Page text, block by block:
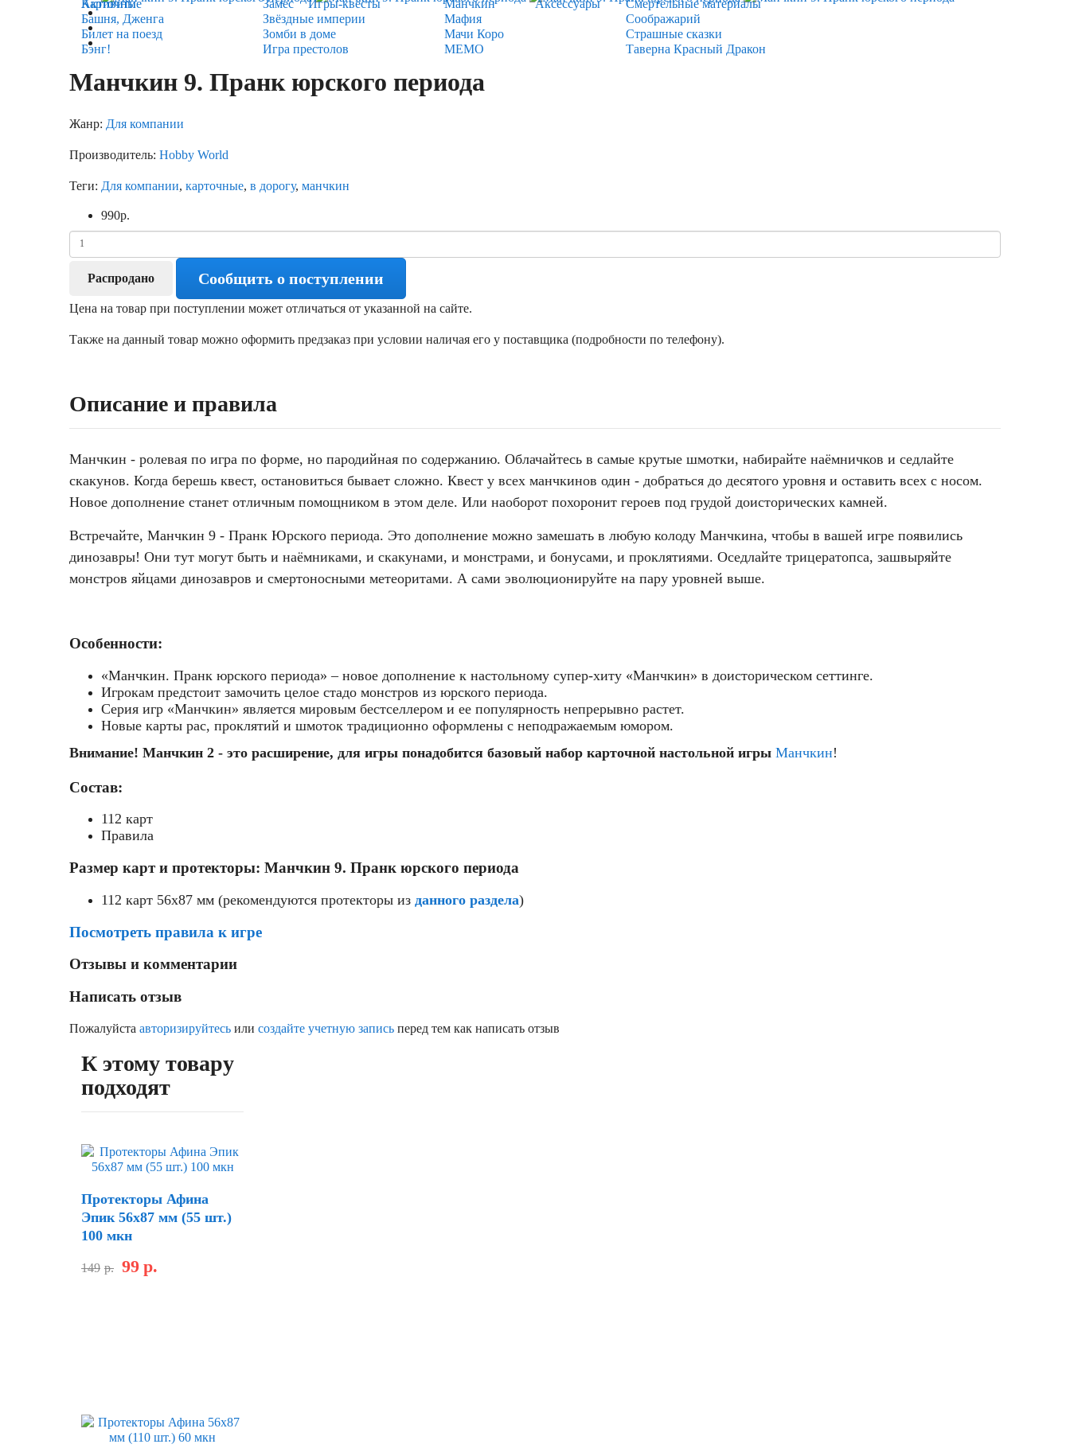
Карточные
Игры-квесты
Аксессуары
Активити
Башня, Дженга
Билет на поезд
Бэнг!
Замес
Звёздные империи
Зомби в доме
Игра престолов
Манчкин
Мафия
Мачи Коро
МЕМО
Смертельные материалы
Соображарий
Страшные сказки
Таверна Красный Дракон
Манчкин 9. Пранк юрского периода
Жанр: Для компании
Производитель: Hobby World
Теги: Для компании, карточные, в дорогу, манчкин
990р.
Распродано Сообщить о поступлении
Цена на товар при поступлении может отличаться от указанной на сайте.
Также на данный товар можно оформить предзаказ при условии наличая его у поставщика (подробности по телефону).
Описание и правила
Манчкин - ролевая по игра по форме, но пародийная по содержанию. Облачайтесь в самые крутые шмотки, набирайте наёмничков и седлайте
скакунов. Когда берешь квест, остановиться бывает сложно. Квест у всех манчкинов один - добраться до десятого уровня и оставить всех с носом.
Новое дополнение станет отличным помощником в этом деле. Или наоборот похоронит героев под грудой доисторических камней.
Встречайте, Манчкин 9 - Пранк Юрского периода. Это дополнение можно замешать в любую колоду Манчкина, чтобы в вашей игре появились
динозавры! Они тут могут быть и наёмниками, и скакунами, и монстрами, и бонусами, и проклятиями. Оседлайте трицератопса, зашвыряйте
монстров яйцами динозавров и смертоносными метеоритами. А сами эволюционируйте на пару уровней выше.
Особенности:
«Манчкин. Пранк юрского периода» – новое дополнение к настольному супер-хиту «Манчкин» в доисторическом сеттинге.
Игрокам предстоит замочить целое стадо монстров из юрского периода.
Серия игр «Манчкин» является мировым бестселлером и ее популярность непрерывно растет.
Новые карты рас, проклятий и шмоток традиционно оформлены с неподражаемым юмором.
Внимание! Манчкин 2 - это расширение, для игры понадобится базовый набор карточной настольной игры Манчкин!
Состав:
112 карт
Правила
Размер карт и протекторы: Манчкин 9. Пранк юрского периода
112 карт 56x87 мм (рекомендуются протекторы из данного раздела)
Посмотреть правила к игре
Отзывы и комментарии
Написать отзыв
Пожалуйста авторизируйтесь или создайте учетную запись перед тем как написать отзыв
К этому товару
подходят
Протекторы Афина
Эпик 56х87 мм (55 шт.)
100 мкн
149 р. 99 р.